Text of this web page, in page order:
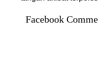
Facebook